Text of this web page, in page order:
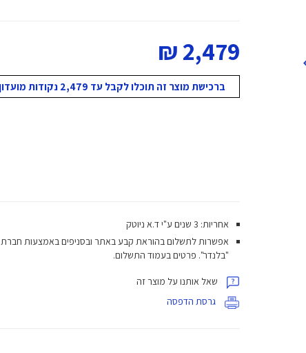
2,479 ₪
ברכישת מוצר זה תוכלו לקבל עד 2,479 נקודות מועדון!
אחריות: 3 שנים ע"י ד.א ניוטק
אפשרות לתשלום בהוראת קבע באתר ובסניפים באמצעות חברת
"בלנדר". פרטים בעמוד התשלום.
שאל אותנו על מוצר זה
גרסת הדפסה